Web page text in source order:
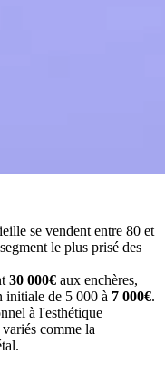
se vendent entre 80 et
le plus prisé des
30 000€ aux enchères,
initiale de 5 000 à 7 000€.
à l'esthétique
comme la